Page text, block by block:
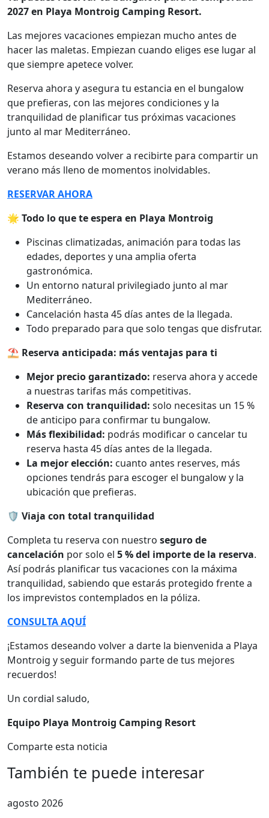
2027 en Playa Montroig Camping Resort.
Las mejores vacaciones empiezan mucho antes de
hacer las maletas. Empiezan cuando eliges ese lugar al
que siempre apetece volver.
Reserva ahora y asegura tu estancia en el bungalow
que prefieras, con las mejores condiciones y la
tranquilidad de planificar tus próximas vacaciones
junto al mar Mediterráneo.
Estamos deseando volver a recibirte para compartir un
verano más lleno de momentos inolvidables.
RESERVAR AHORA
🌟 Todo lo que te espera en Playa Montroig
Piscinas climatizadas, animación para todas las
edades, deportes y una amplia oferta
gastronómica.
Un entorno natural privilegiado junto al mar
Mediterráneo.
Cancelación hasta 45 días antes de la llegada.
Todo preparado para que solo tengas que disfrutar.
⛱️ Reserva anticipada: más ventajas para ti
Mejor precio garantizado: reserva ahora y accede
a nuestras tarifas más competitivas.
Reserva con tranquilidad: solo necesitas un 15 %
de anticipo para confirmar tu bungalow.
Más flexibilidad: podrás modificar o cancelar tu
reserva hasta 45 días antes de la llegada.
La mejor elección: cuanto antes reserves, más
opciones tendrás para escoger el bungalow y la
ubicación que prefieras.
🛡️ Viaja con total tranquilidad
Completa tu reserva con nuestro seguro de
cancelación por solo el 5 % del importe de la reserva.
Así podrás planificar tus vacaciones con la máxima
tranquilidad, sabiendo que estarás protegido frente a
los imprevistos contemplados en la póliza.
CONSULTA AQUÍ
¡Estamos deseando volver a darte la bienvenida a Playa
Montroig y seguir formando parte de tus mejores
recuerdos!
Un cordial saludo,
Equipo Playa Montroig Camping Resort
Comparte esta noticia
También te puede interesar
agosto 2026